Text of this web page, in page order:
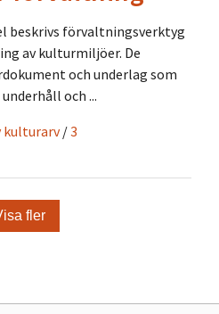
beskrivs förvaltningsverktyg
av kulturmiljöer. De
och underlag som
och ...
kulturarv/3
fler